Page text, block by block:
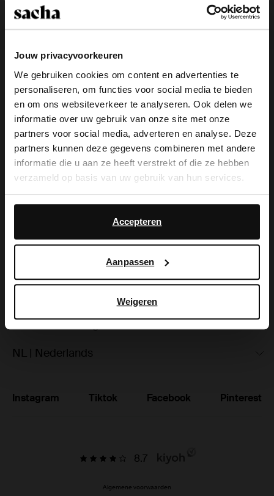
Jouw privacyvoorkeuren
We gebruiken cookies om content en advertenties te
personaliseren, om functies voor social media te bieden
en om ons websiteverkeer te analyseren. Ook delen we
informatie over uw gebruik van onze site met onze
partners voor social media, adverteren en analyse. Deze
partners kunnen deze gegevens combineren met andere
informatie die u aan ze heeft verstrekt of die ze hebben
verzameld op basis van uw gebruik van hun services.
Daarnaast werken wij samen met Google voor
advertentie- en meetdoeleinden. Meer informatie over
hoe Google uw persoonsgegevens gebruikt, vindt u op
Accepteren
Aanpassen
Weigeren
109.99 110.00
44.00
Over Sacha
Klantenservice
Ruilen & retourneren
Studentenkorting
NL | Nederlands
Instagram Tiktok Facebook Pinterest
8.7
Algemene voorwaarden
×
View this website in English?
It looks like your language isn't Dutch. Would
you like to switch to English?
Yes, switch to
English
No, stay in Dutch